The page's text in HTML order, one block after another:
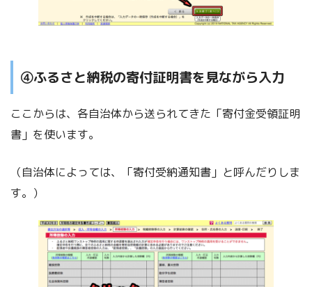
④ふるさと納税の寄付証明書を見ながら入力
ここからは、各自治体から送られてきた「寄付金受領証明
書」を使います。
（自治体によっては、「寄付受納通知書」と呼んだりしま
す。）